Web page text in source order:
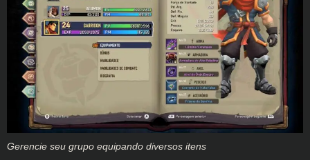
Gerencie seu grupo equipando diversos itens